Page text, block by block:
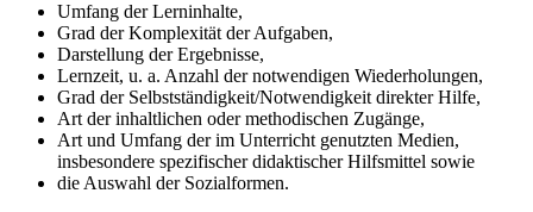
Umfang der Lerninhalte,
Grad der Komplexität der Aufgaben,
Darstellung der Ergebnisse,
Lernzeit, u. a. Anzahl der notwendigen Wiederholungen,
Grad der Selbstständigkeit/Notwendigkeit direkter Hilfe,
Art der inhaltlichen oder methodischen Zugänge,
Art und Umfang der im Unterricht genutzten Medien,
insbesondere spezifischer didaktischer Hilfsmittel sowie
die Auswahl der Sozialformen.